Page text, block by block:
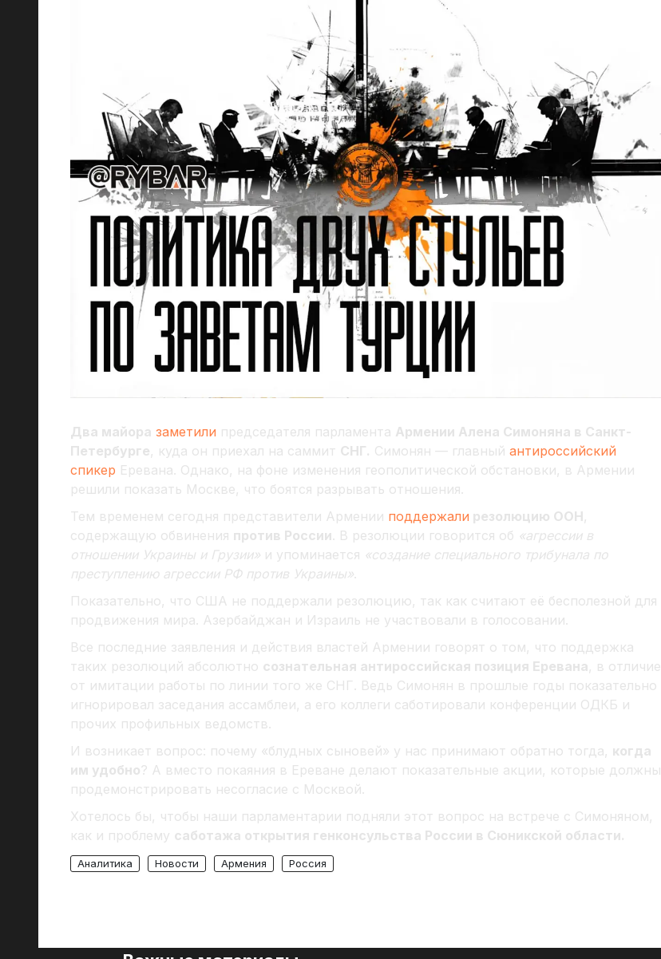
Два майора заметили председателя парламента Армении Алена Симоняна в Санкт-
Петербурге, куда он приехал на саммит СНГ. Симонян — главный антироссийский
спикер Еревана. Однако, на фоне изменения геополитической обстановки, в Армении
решили показать Москве, что боятся разрывать отношения.
Тем временем сегодня представители Армении поддержали резолюцию ООН,
содержащую обвинения против России. В резолюции говорится об «агрессии в
отношении Украины и Грузии» и упоминается «создание специального трибунала по
преступлению агрессии РФ против Украины».
Показательно, что США не поддержали резолюцию, так как считают её бесполезной для
продвижения мира. Азербайджан и Израиль не участвовали в голосовании.
Все последние заявления и действия властей Армении говорят о том, что поддержка
таких резолюций абсолютно сознательная антироссийская позиция Еревана, в отличие
от имитации работы по линии того же СНГ. Ведь Симонян в прошлые годы показательно
игнорировал заседания ассамблеи, а его коллеги саботировали конференции ОДКБ и
прочих профильных ведомств.
И возникает вопрос: почему «блудных сыновей» у нас принимают обратно тогда, когда
им удобно? А вместо покаяния в Ереване делают показательные акции, которые должны
продемонстрировать несогласие с Москвой.
Хотелось бы, чтобы наши парламентарии подняли этот вопрос на встрече с Симоняном,
как и проблему саботажа открытия генконсульства России в Сюникской области.
Аналитика Новости Армения Россия